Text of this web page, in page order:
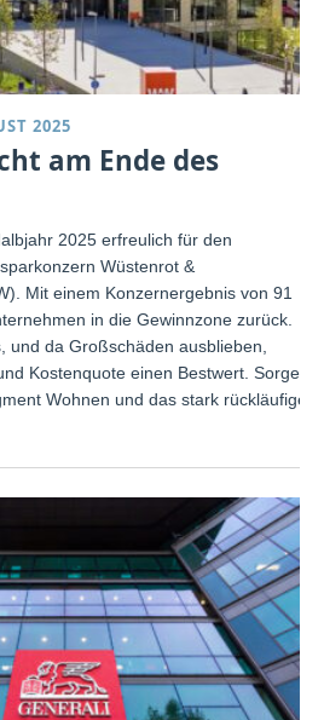
2025
am Ende des
2025 erfreulich für den
Wüstenrot &
Mit einem Konzernergebnis von 91
in die Gewinnzone zurück.
und da Großschäden ausblieben,
Kostenquote einen Bestwert. Sorgen
Wohnen und das stark rückläufige